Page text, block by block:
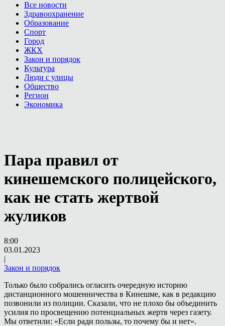
Все новости
Здравоохранение
Образование
Спорт
Город
ЖКХ
Закон и порядок
Культура
Люди с улицы
Общество
Регион
Экономика
Пара правил от
кинешемского полицейского,
как не стать жертвой
жуликов
8:00
03.01.2023
|
Закон и порядок
Только было собрались огласить очередную историю
дистанционного мошенничества в Кинешме, как в редакцию
позвонили из полиции. Сказали, что не плохо бы объединить
усилия по просвещению потенциальных жертв через газету.
Мы ответили: «Если ради пользы, то почему бы и нет».